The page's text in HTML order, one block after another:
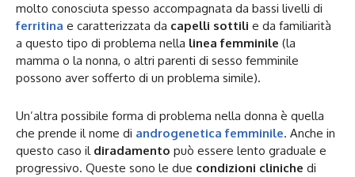
molto conosciuta spesso accompagnata da bassi livelli di
ferritina e caratterizzata da capelli sottili e da familiarità
a questo tipo di problema nella linea femminile (la
mamma o la nonna, o altri parenti di sesso femminile
possono aver sofferto di un problema simile).
Un’altra possibile forma di problema nella donna è quella
che prende il nome di androgenetica femminile. Anche in
questo caso il diradamento può essere lento graduale e
progressivo. Queste sono le due condizioni cliniche di